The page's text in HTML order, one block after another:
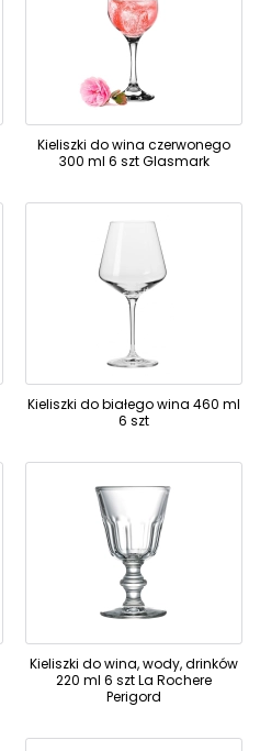
Kieliszki do wina czerwonego
300 ml 6 szt Glasmark
Kieliszki do białego wina 460 ml
6 szt
Kieliszki do wina, wody, drinków
220 ml 6 szt La Rochere
Perigord